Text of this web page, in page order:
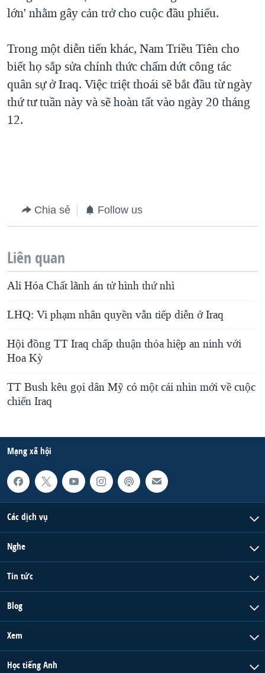
lớn' nhằm gây cản trở cho cuộc đầu phiếu.
Trong một diễn tiến khác, Nam Triều Tiên cho
biết họ sắp sửa chính thức chấm dứt công tác
quân sự ở Iraq. Việc triệt thoái sẽ bắt đầu từ ngày
thứ tư tuần này và sẽ hoàn tất vào ngày 20 tháng
12.
Chia sẻ Follow us
Liên quan
Ali Hóa Chất lãnh án tử hình thứ nhì
LHQ: Vi phạm nhân quyền vẫn tiếp diễn ở Iraq
Hội đồng TT Iraq chấp thuận thỏa hiệp an ninh với
Hoa Kỳ
TT Bush kêu gọi dân Mỹ có một cái nhìn mới về cuộc
chiến Iraq
Mạng xã hội
Các dịch vụ
Nghe
Tin tức
Blog
Xem
Học tiếng Anh